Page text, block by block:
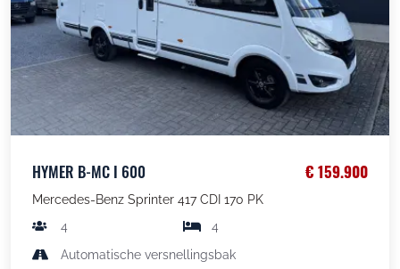
HYMER B-MC I 600 € 159.900
Mercedes-Benz Sprinter 417 CDI 170 PK
4
4
Automatische versnellingsbak